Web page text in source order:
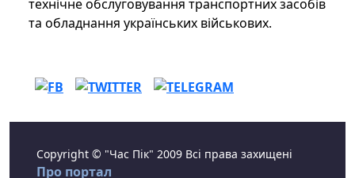
технічне обслуговування транспортних засобів
та обладнання українських військових.
Copyright © "Час Пік" 2009 Всі права захищені
Про портал